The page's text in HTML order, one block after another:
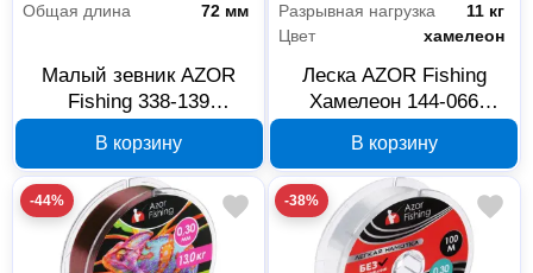
Общая длина
72 мм
Малый зевник AZOR
Fishing 338-139
В корзину
Разрывная нагрузка
11 кг
Цвет
хамелеон
Леска AZOR Fishing
Хамелеон 144-066
11 кг
В корзину
-44% -38%